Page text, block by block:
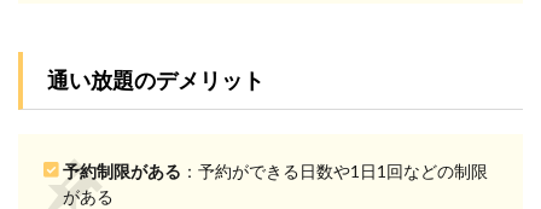
約は
取り
確認
する
通い放題のデメリット
予約制限がある ：予約ができる日数や1日1回などの制限
がある